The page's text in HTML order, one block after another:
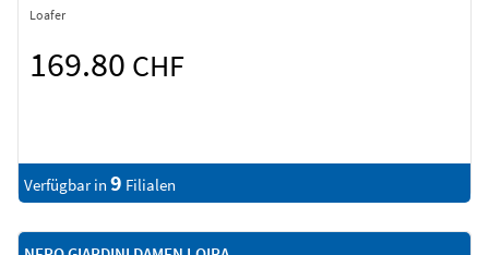
Loafer
169.80 CHF
Verfügbar in 9 Filialen